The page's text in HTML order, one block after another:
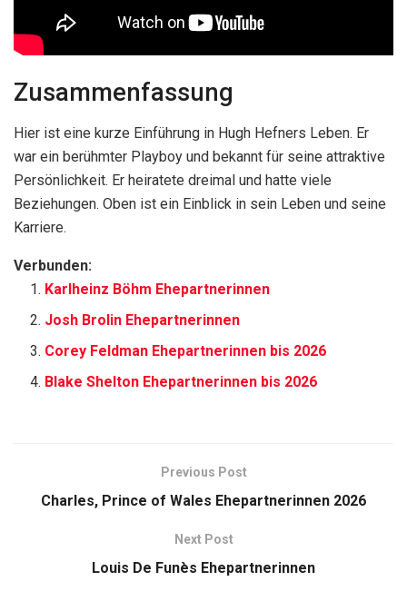
Zusammenfassung
Hier ist eine kurze Einführung in Hugh Hefners Leben. Er
war ein berühmter Playboy und bekannt für seine attraktive
Persönlichkeit. Er heiratete dreimal und hatte viele
Beziehungen. Oben ist ein Einblick in sein Leben und seine
Karriere.
Verbunden:
Karlheinz Böhm Ehepartnerinnen
Josh Brolin Ehepartnerinnen
Corey Feldman Ehepartnerinnen bis 2026
Blake Shelton Ehepartnerinnen bis 2026
Previous Post
Charles, Prince of Wales Ehepartnerinnen 2026
Next Post
Louis De Funès Ehepartnerinnen